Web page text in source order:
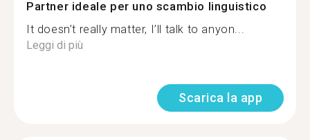
Partner ideale per uno scambio linguistico
It doesn’t really matter, I’ll talk to anyon...
Leggi di più
Scarica la app